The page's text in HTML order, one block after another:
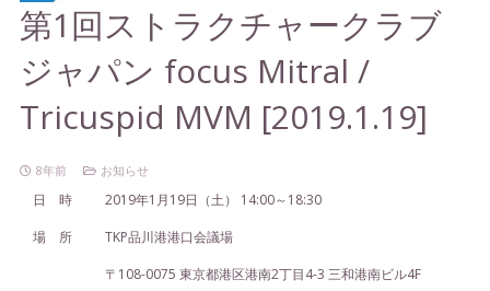
第1回ストラクチャークラブ
ジャパン focus Mitral /
Tricuspid MVM [2019.1.19]
8年前 お知らせ
日 時
2019年1月19日（土） 14:00～18:30
場 所
TKP品川港港口会議場
〒108-0075 東京都港区港南2丁目4-3 三和港南ビル4F